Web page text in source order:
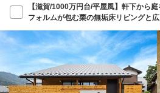
【滋賀/1000万円台/平屋風】軒下から
フォルムが包む栗の無垢床リビングと